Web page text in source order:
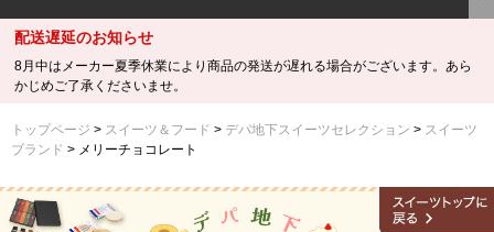
配送遅延のお知らせ
8月中はメーカー夏季休業により商品の発送が遅れる場合がございます。あら
かじめご了承くださいませ。
トップページ スイーツ＆フード デパ地下スイーツセレクション
スイーツ
ブランド
メリーチョコレート